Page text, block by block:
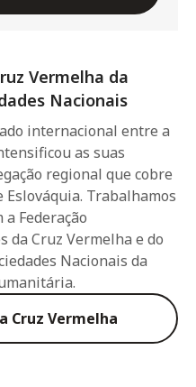
Vermelha da
Nacionais
internacional entre a
as suas
regional que cobre
Trabalhamos
Federação
da Cruz Vermelha e do
Nacionais da
Cruz Vermelha